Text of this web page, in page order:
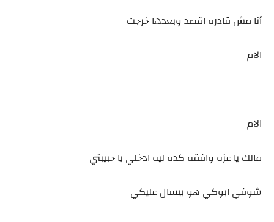
أنا مش قادره اقصد وبعدها خرجت
الام
الام
مالك يا عزه وافقه كده ليه ادخلي يا حبيبتي
شوفي ابوكي هو بيسال عليكي